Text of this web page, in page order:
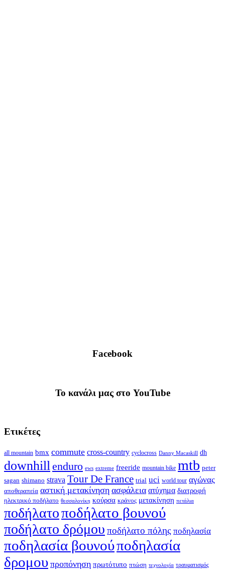
Facebook
To κανάλι μας στο YouTube
Ετικέτες
all mountain bmx commute cross-country cyclocross Danny Macaskill dh
downhillenduro ews extreme freeride mountain bike mtb peter
sagan shimano strava Tour De France trial uci world tour αγώνας
αποθεραπεία αστική μετακίνηση ασφάλεια ατύχημα διατροφή
ηλεκτρικό ποδήλατο θεσσαλονίκη κούρσα κράνος μετακίνηση πετάλια
ποδήλατοποδήλατο βουνού
ποδήλατο δρόμου ποδήλατο πόλης ποδηλασία
ποδηλασία βουνούποδηλασία
δρομου προπόνηση πρωτότυπο πτώση τεχνολογία τραυματισμός